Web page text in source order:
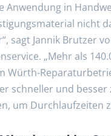
Anwendung in
nicht
sagt Jannik Brutzer
„Mehr als
Würth-
schneller und
um Durchlaufzeiten